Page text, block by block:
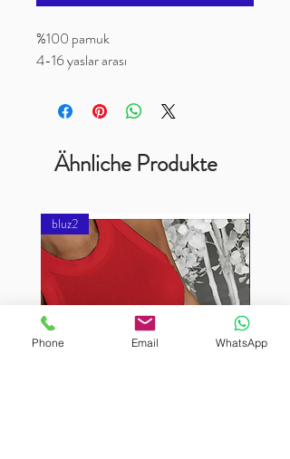
%100 pamuk
4-16 yaslar arası
Ähnliche Produkte
bluz2
Phone Email WhatsApp